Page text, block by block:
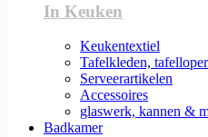
In Keuken
Keukentextiel
Tafelkleden,
Serveerartikelen
Accessoires
glaswerk, kannen &
Badkamer